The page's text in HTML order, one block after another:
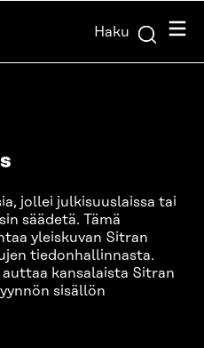
Haku
jollei julkisuuslaissa tai
säädetä. Tämä
yleiskuvan Sitran
tiedonhallinnasta.
kansalaista Sitran
sisällön